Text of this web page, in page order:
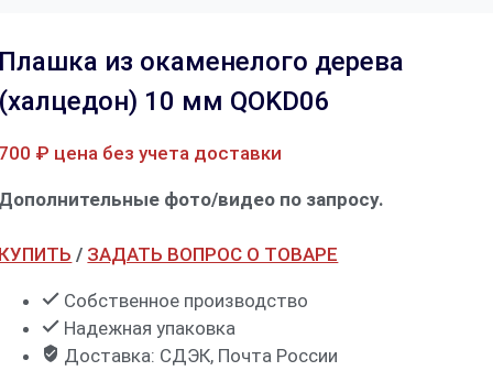
из окаменелого дерева
10 мм QOKD06
₽ цена без учета доставки
фото/видео по запросу.
/ ЗАДАТЬ ВОПРОС О ТОВАРЕ
Собственное производство
Надежная упаковка
Доставка: СДЭК, Почта России